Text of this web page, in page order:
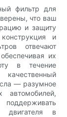
фильтр для
что ваш
и защиту
и
отвечают
их
в течение
— разумное
автомобилей,
двигателя в